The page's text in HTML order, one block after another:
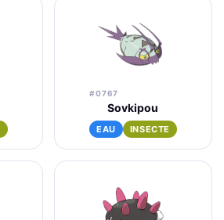
#0767
Sovkipou
EAU INSECTE